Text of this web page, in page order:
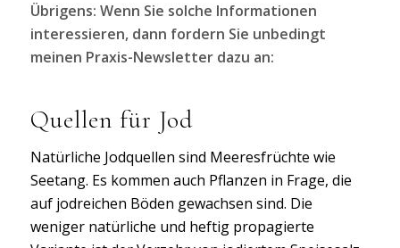
Übrigens: Wenn Sie solche Informationen
interessieren, dann fordern Sie unbedingt
meinen Praxis-Newsletter dazu an:
Quellen für Jod
Natürliche Jodquellen sind Meeresfrüchte wie
Seetang. Es kommen auch Pflanzen in Frage, die
auf jodreichen Böden gewachsen sind. Die
weniger natürliche und heftig propagierte